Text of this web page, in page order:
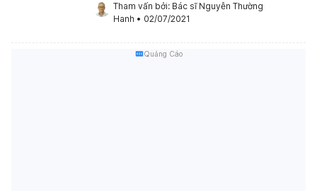
Tham vấn bởi: Bác sĩ Nguyễn Thường
Hanh • 02/07/2021
Quảng Cáo